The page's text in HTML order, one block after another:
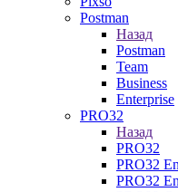
Postman
Назад
Postman
Team
Business
Enterprise
PRO32
Назад
PRO32
PRO32
PRO32